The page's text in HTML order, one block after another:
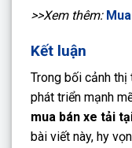
>>Xem thêm:
Kết luận
Trong bối cảnh
phát triển mạnh
mua bán xe tải
bài viết này, hy